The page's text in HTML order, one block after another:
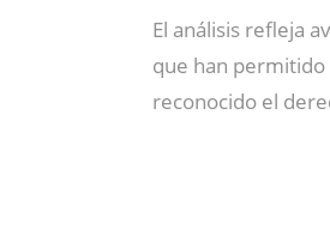
El análisis refleja
que han
reconocido el